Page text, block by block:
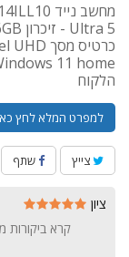
הלקוח
למפרט המלא לחץ
צייץ שתף
ציון
קרא